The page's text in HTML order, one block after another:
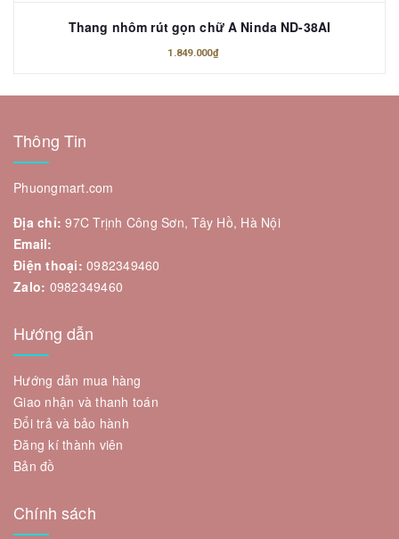
Thang nhôm rút gọn chữ A Ninda ND-38AI
1.849.000₫
Thông Tin
Phuongmart.com
Địa chỉ: 97C Trịnh Công Sơn, Tây Hồ, Hà Nội
Email:
Điện thoại: 0982349460
Zalo: 0982349460
Hướng dẫn
Hướng dẫn mua hàng
Giao nhận và thanh toán
Đổi trả và bảo hành
Đăng kí thành viên
Bản đồ
Chính sách